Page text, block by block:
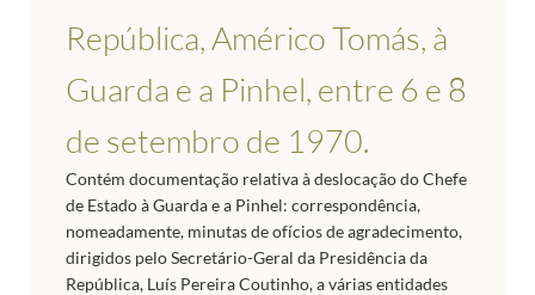
República, Américo Tomás, à
Guarda e a Pinhel, entre 6 e 8
de setembro de 1970.
Contém documentação relativa à deslocação do Chefe
de Estado à Guarda e a Pinhel: correspondência,
nomeadamente, minutas de ofícios de agradecimento,
dirigidos pelo Secretário-Geral da Presidência da
República, Luís Pereira Coutinho, a várias entidades